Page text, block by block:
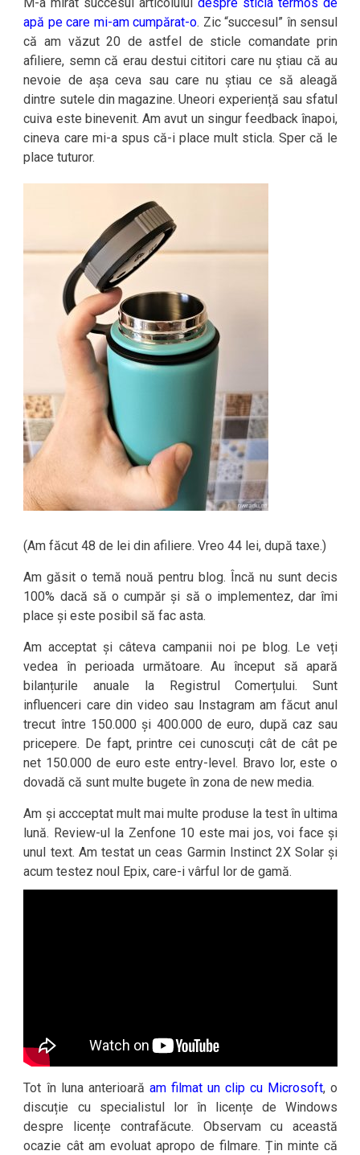
apă pe care mi-am cumpărat-o. Zic “succesul” în sensul
că am văzut 20 de astfel de sticle comandate prin
afiliere, semn că erau destui cititori care nu știau că au
nevoie de așa ceva sau care nu știau ce să aleagă
dintre sutele din magazine. Uneori experiență sau sfatul
cuiva este binevenit. Am avut un singur feedback înapoi,
cineva care mi-a spus că-i place mult sticla. Sper că le
place tuturor.
(Am făcut 48 de lei din afiliere. Vreo 44 lei, după taxe.)
Am găsit o temă nouă pentru blog. Încă nu sunt decis
100% dacă să o cumpăr și să o implementez, dar îmi
place și este posibil să fac asta.
Am acceptat și câteva campanii noi pe blog. Le veți
vedea în perioada următoare. Au început să apară
bilanțurile anuale la Registrul Comerțului. Sunt
influenceri care din video sau Instagram am făcut anul
trecut între 150.000 și 400.000 de euro, după caz sau
pricepere. De fapt, printre cei cunoscuți cât de cât pe
net 150.000 de euro este entry-level. Bravo lor, este o
dovadă că sunt multe bugete în zona de new media.
Am și accceptat mult mai multe produse la test în ultima
lună. Review-ul la Zenfone 10 este mai jos, voi face și
unul text. Am testat un ceas Garmin Instinct 2X Solar și
acum testez noul Epix, care-i vârful lor de gamă.
Tot în luna anterioară am filmat un clip cu Microsoft, o
discuție cu specialistul lor în licențe de Windows
despre licențe contrafăcute. Observam cu această
ocazie cât am evoluat apropo de filmare. Țin minte că